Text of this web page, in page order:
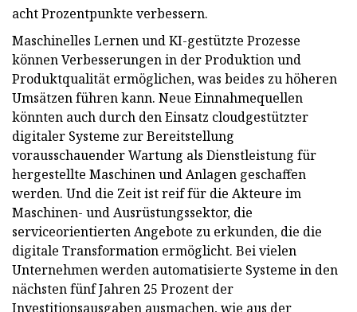
acht Prozentpunkte verbessern.
Maschinelles Lernen und KI-gestützte Prozesse
können Verbesserungen in der Produktion und
Produktqualität ermöglichen, was beides zu höheren
Umsätzen führen kann. Neue Einnahmequellen
könnten auch durch den Einsatz cloudgestützter
digitaler Systeme zur Bereitstellung
vorausschauender Wartung als Dienstleistung für
hergestellte Maschinen und Anlagen geschaffen
werden. Und die Zeit ist reif für die Akteure im
Maschinen- und Ausrüstungssektor, die
serviceorientierten Angebote zu erkunden, die die
digitale Transformation ermöglicht. Bei vielen
Unternehmen werden automatisierte Systeme in den
nächsten fünf Jahren 25 Prozent der
Investitionsausgaben ausmachen, wie aus der